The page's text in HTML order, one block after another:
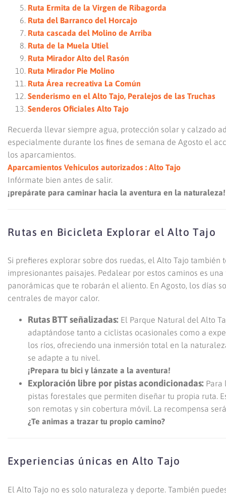
Ruta Ermita de la Virgen de Ribagorda
Ruta del Barranco del Horcajo
Ruta cascada del Molino de Arriba
Ruta de la Muela Utiel
Ruta Mirador Alto del Rasón
Ruta Mirador Pie Molino
Ruta Área recreativa La Común
Senderismo en el Alto Tajo, Peralejos de las Truchas
Senderos Oficiales Alto Tajo
Recuerda llevar siempre agua, protección solar y calzado
especialmente durante los fines de semana de Agosto el
los aparcamientos.
Aparcamientos Vehiculos autorizados : Alto Tajo
Infórmate bien antes de salir.
¡prepárate para caminar hacia la aventura en la naturaleza!
Rutas en Bicicleta Explorar el Alto Tajo
Si prefieres explorar sobre dos ruedas, el Alto Tajo
impresionantes paisajes. Pedalear por estos caminos es
panorámicas que te robarán el aliento. En Agosto, los días
centrales de mayor calor.
Rutas BTT señalizadas: El Parque Natural del Alto
adaptándose tanto a ciclistas ocasionales como a
los ríos, ofreciendo una inmersión total en la
se adapte a tu nivel.
¡Prepara tu bici y lánzate a la aventura!
Exploración libre por pistas acondicionadas: Para
pistas forestales que permiten diseñar tu propia ruta.
son remotas y sin cobertura móvil. La recompensa
¿Te animas a trazar tu propio camino?
Experiencias únicas en Alto Tajo
El Alto Tajo no es solo naturaleza y deporte. También